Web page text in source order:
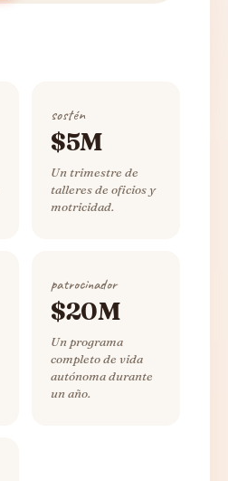
sostén
$5M
Un trimestre de
talleres de oficios y
motricidad.
patrocinador
$20M
Un programa
completo de vida
autónoma durante
un año.